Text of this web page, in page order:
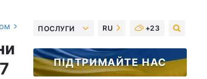
ПОСЛУГИ RU +23
ПІДТРИМАЙТЕ НАС